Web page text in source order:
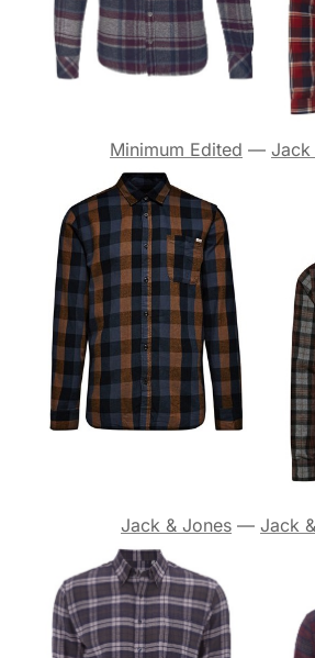
Minimum Edited — Jack
Jack & Jones — Jack